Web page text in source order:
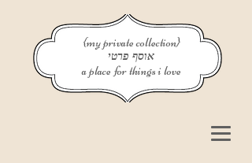
{my private collection}
אוסף פרטי
a place for things i love